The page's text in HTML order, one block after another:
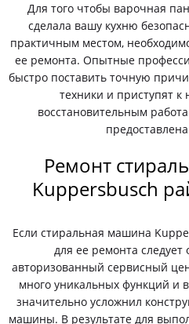
Для того чтобы варочная
сделала вашу кухню
практичным местом,
ее ремонта. Опытные
быстро поставить точную
техники и приступят
восстановительным
Ремонт
Kuppersbusch
Если стиральная машина
для ее ремонта следует
авторизованный сервисный
много уникальных функций и
значительно усложнил
машины. В результате для